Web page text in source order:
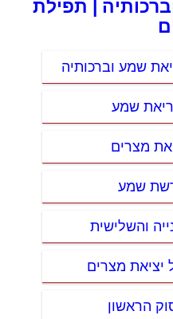
| תפילת
שמע וברכותיה
שמע
מצרים
שמע
והשלישית
מצרים
הראשון